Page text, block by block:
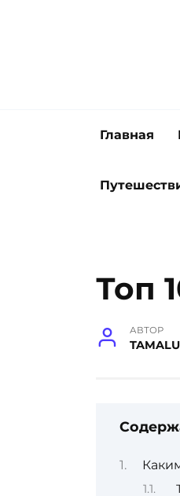
Главная
Топ
АВТОР